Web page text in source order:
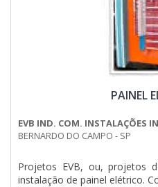
PAINEL
EVB IND. COM. INSTALAÇÕES
BERNARDO DO CAMPO - SP
Projetos EVB, ou, projetos
instalação de painel elétrico.